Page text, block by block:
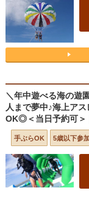
＼年中遊べる海の遊
人まで夢中♪海上ア
OK◎＜当日予約可＞
手ぶらOK 5歳以下参